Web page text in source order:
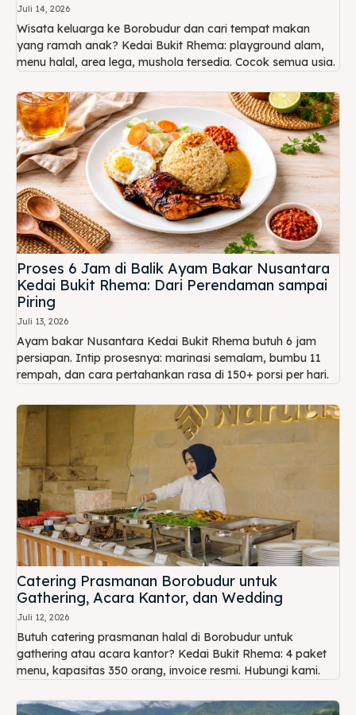
Juli 14, 2026
Wisata keluarga ke Borobudur dan cari tempat makan
yang ramah anak? Kedai Bukit Rhema: playground alam,
menu halal, area lega, mushola tersedia. Cocok semua usia.
Proses 6 Jam di Balik Ayam Bakar Nusantara
Kedai Bukit Rhema: Dari Perendaman sampai
Piring
Juli 13, 2026
Ayam bakar Nusantara Kedai Bukit Rhema butuh 6 jam
persiapan. Intip prosesnya: marinasi semalam, bumbu 11
rempah, dan cara pertahankan rasa di 150+ porsi per hari.
Catering Prasmanan Borobudur untuk
Gathering, Acara Kantor, dan Wedding
Juli 12, 2026
Butuh catering prasmanan halal di Borobudur untuk
gathering atau acara kantor? Kedai Bukit Rhema: 4 paket
menu, kapasitas 350 orang, invoice resmi. Hubungi kami.